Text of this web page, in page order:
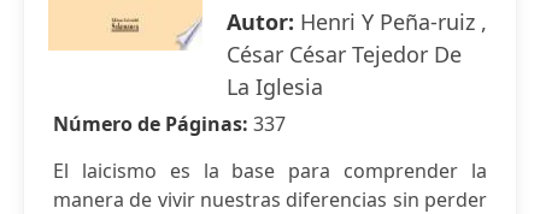
Autor: Henri Y Peña-ruiz ,
César César Tejedor De
La Iglesia
Número de Páginas: 337
El laicismo es la base para comprender la
manera de vivir nuestras diferencias sin perder